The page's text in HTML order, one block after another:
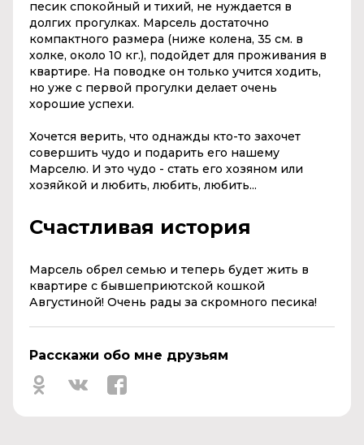
песик спокойный и тихий, не нуждается в
долгих прогулках. Марсель достаточно
компактного размера (ниже колена, 35 см. в
холке, около 10 кг.), подойдет для проживания в
квартире. На поводке он только учится ходить,
но уже с первой прогулки делает очень
хорошие успехи.
Хочется верить, что однажды кто-то захочет
совершить чудо и подарить его нашему
Марселю. И это чудо - стать его хозяном или
хозяйкой и любить, любить, любить...
Счастливая история
Марсель обрел семью и теперь будет жить в
квартире с бывшеприютской кошкой
Августиной! Очень рады за скромного песика!
Расскажи обо мне друзьям